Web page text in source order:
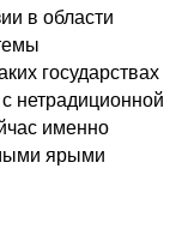
в области
государствах
нетрадиционной
именно
ярыми